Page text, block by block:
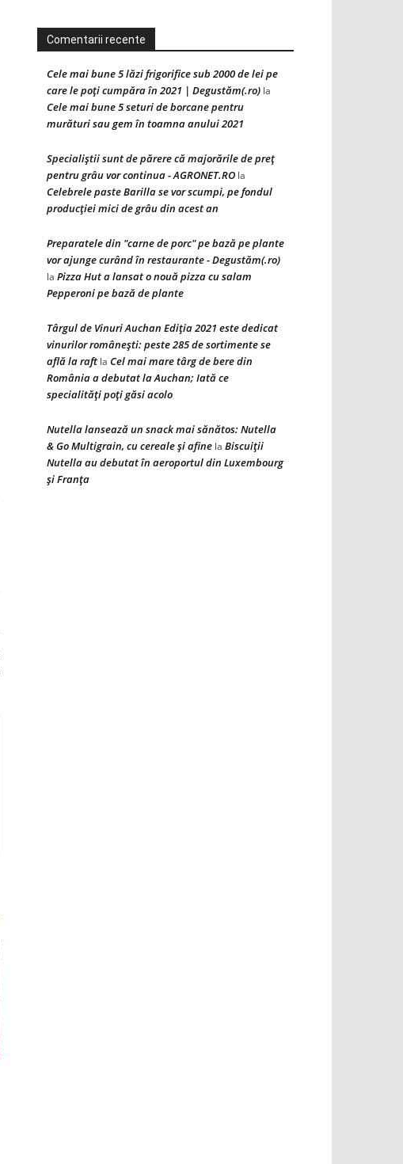
Comentarii recente
Cele mai bune 5 lăzi frigorifice sub 2000 de lei pe
care le poți cumpăra în 2021 | Degustăm(.ro) la
Cele mai bune 5 seturi de borcane pentru
murături sau gem în toamna anului 2021
Specialiștii sunt de părere că majorările de preț
pentru grâu vor continua - AGRONET.RO la
Celebrele paste Barilla se vor scumpi, pe fondul
producției mici de grâu din acest an
Preparatele din "carne de porc" pe bază pe plante
vor ajunge curând în restaurante - Degustăm(.ro)
la Pizza Hut a lansat o nouă pizza cu salam
Pepperoni pe bază de plante
Târgul de Vinuri Auchan Ediţia 2021 este dedicat
vinurilor româneşti: peste 285 de sortimente se
află la raft la Cel mai mare târg de bere din
România a debutat la Auchan; Iată ce
specialităţi poţi găsi acolo
Nutella lansează un snack mai sănătos: Nutella
& Go Multigrain, cu cereale şi afine la Biscuiţii
Nutella au debutat în aeroportul din Luxembourg
şi Franţa